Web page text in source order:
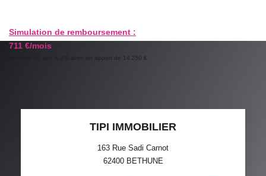
RECRUTEMENT
Avis Clients
Simulation de remboursement :
711 €/mois
pendant 20 ans à 3% avec un apport de 14 250 €
TIPI IMMOBILIER
163 Rue Sadi Carnot
62400 BETHUNE